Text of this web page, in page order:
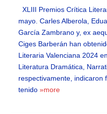
XLIII Premios Crítica
mayo. Carles Alberola,
García Zambrano y, ex
Ciges Barberán han
Literaria Valenciana 2024
Literatura Dramática,
respectivamente, indicaron
tenido»more